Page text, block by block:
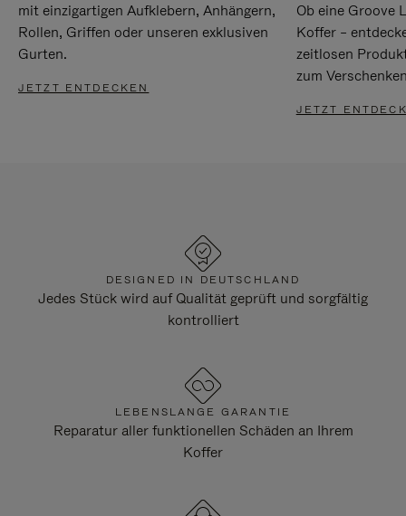
mit einzigartigen Aufklebern, Anhängern,
Rollen, Griffen oder unseren exklusiven
Gurten.
JETZT ENTDECKEN
Ob eine Groove
Koffer –
zeitlosen
zum
JETZT
DESIGNED IN DEUTSCHLAND
Jedes Stück wird auf Qualität geprüft und sorgfältig
kontrolliert
LEBENSLANGE GARANTIE
Reparatur aller funktionellen Schäden an Ihrem
Koffer